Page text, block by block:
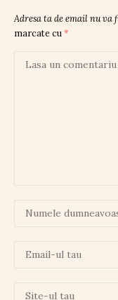
Adresa ta de email nu va
marcate cu *